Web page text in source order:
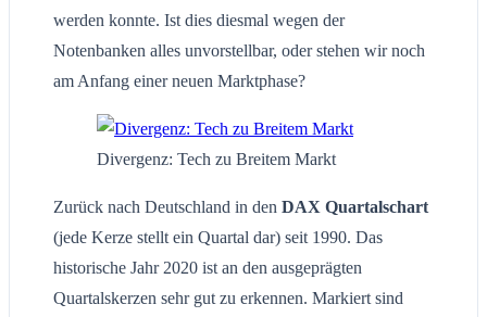
werden konnte. Ist dies diesmal wegen der
Notenbanken alles unvorstellbar, oder stehen wir noch
am Anfang einer neuen Marktphase?
Divergenz: Tech zu Breitem Markt
Zurück nach Deutschland in den DAX Quartalschart
(jede Kerze stellt ein Quartal dar) seit 1990. Das
historische Jahr 2020 ist an den ausgeprägten
Quartalskerzen sehr gut zu erkennen. Markiert sind